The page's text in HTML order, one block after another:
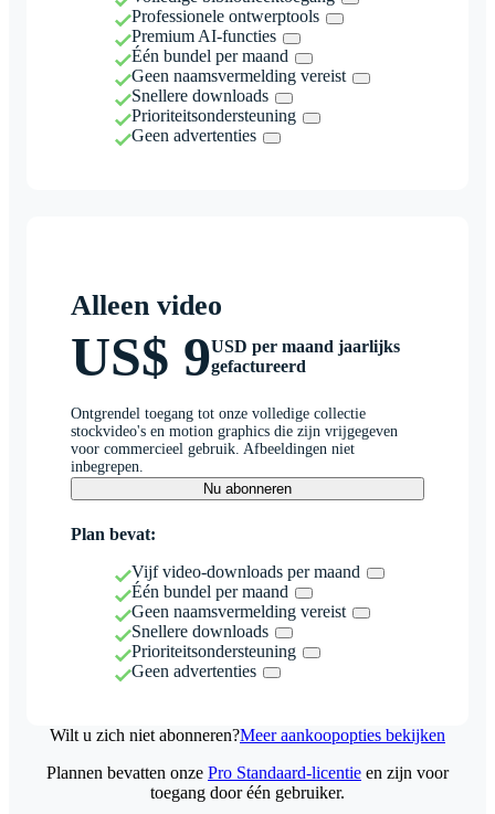
Professionele ontwerptools
Premium AI-functies
Één bundel per maand
Geen naamsvermelding vereist
Snellere downloads
Prioriteitsondersteuning
Geen advertenties
Alleen video
US$ 9USD per maand jaarlijks
gefactureerd
Ontgrendel toegang tot onze volledige collectie
stockvideo's en motion graphics die zijn vrijgegeven
voor commercieel gebruik. Afbeeldingen niet
inbegrepen.
Nu abonneren
Plan bevat:
Vijf video-downloads per maand
Één bundel per maand
Geen naamsvermelding vereist
Snellere downloads
Prioriteitsondersteuning
Geen advertenties
Wilt u zich niet abonneren?Meer aankoopopties bekijken
Plannen bevatten onze Pro Standaard-licentie en zijn voor
toegang door één gebruiker.